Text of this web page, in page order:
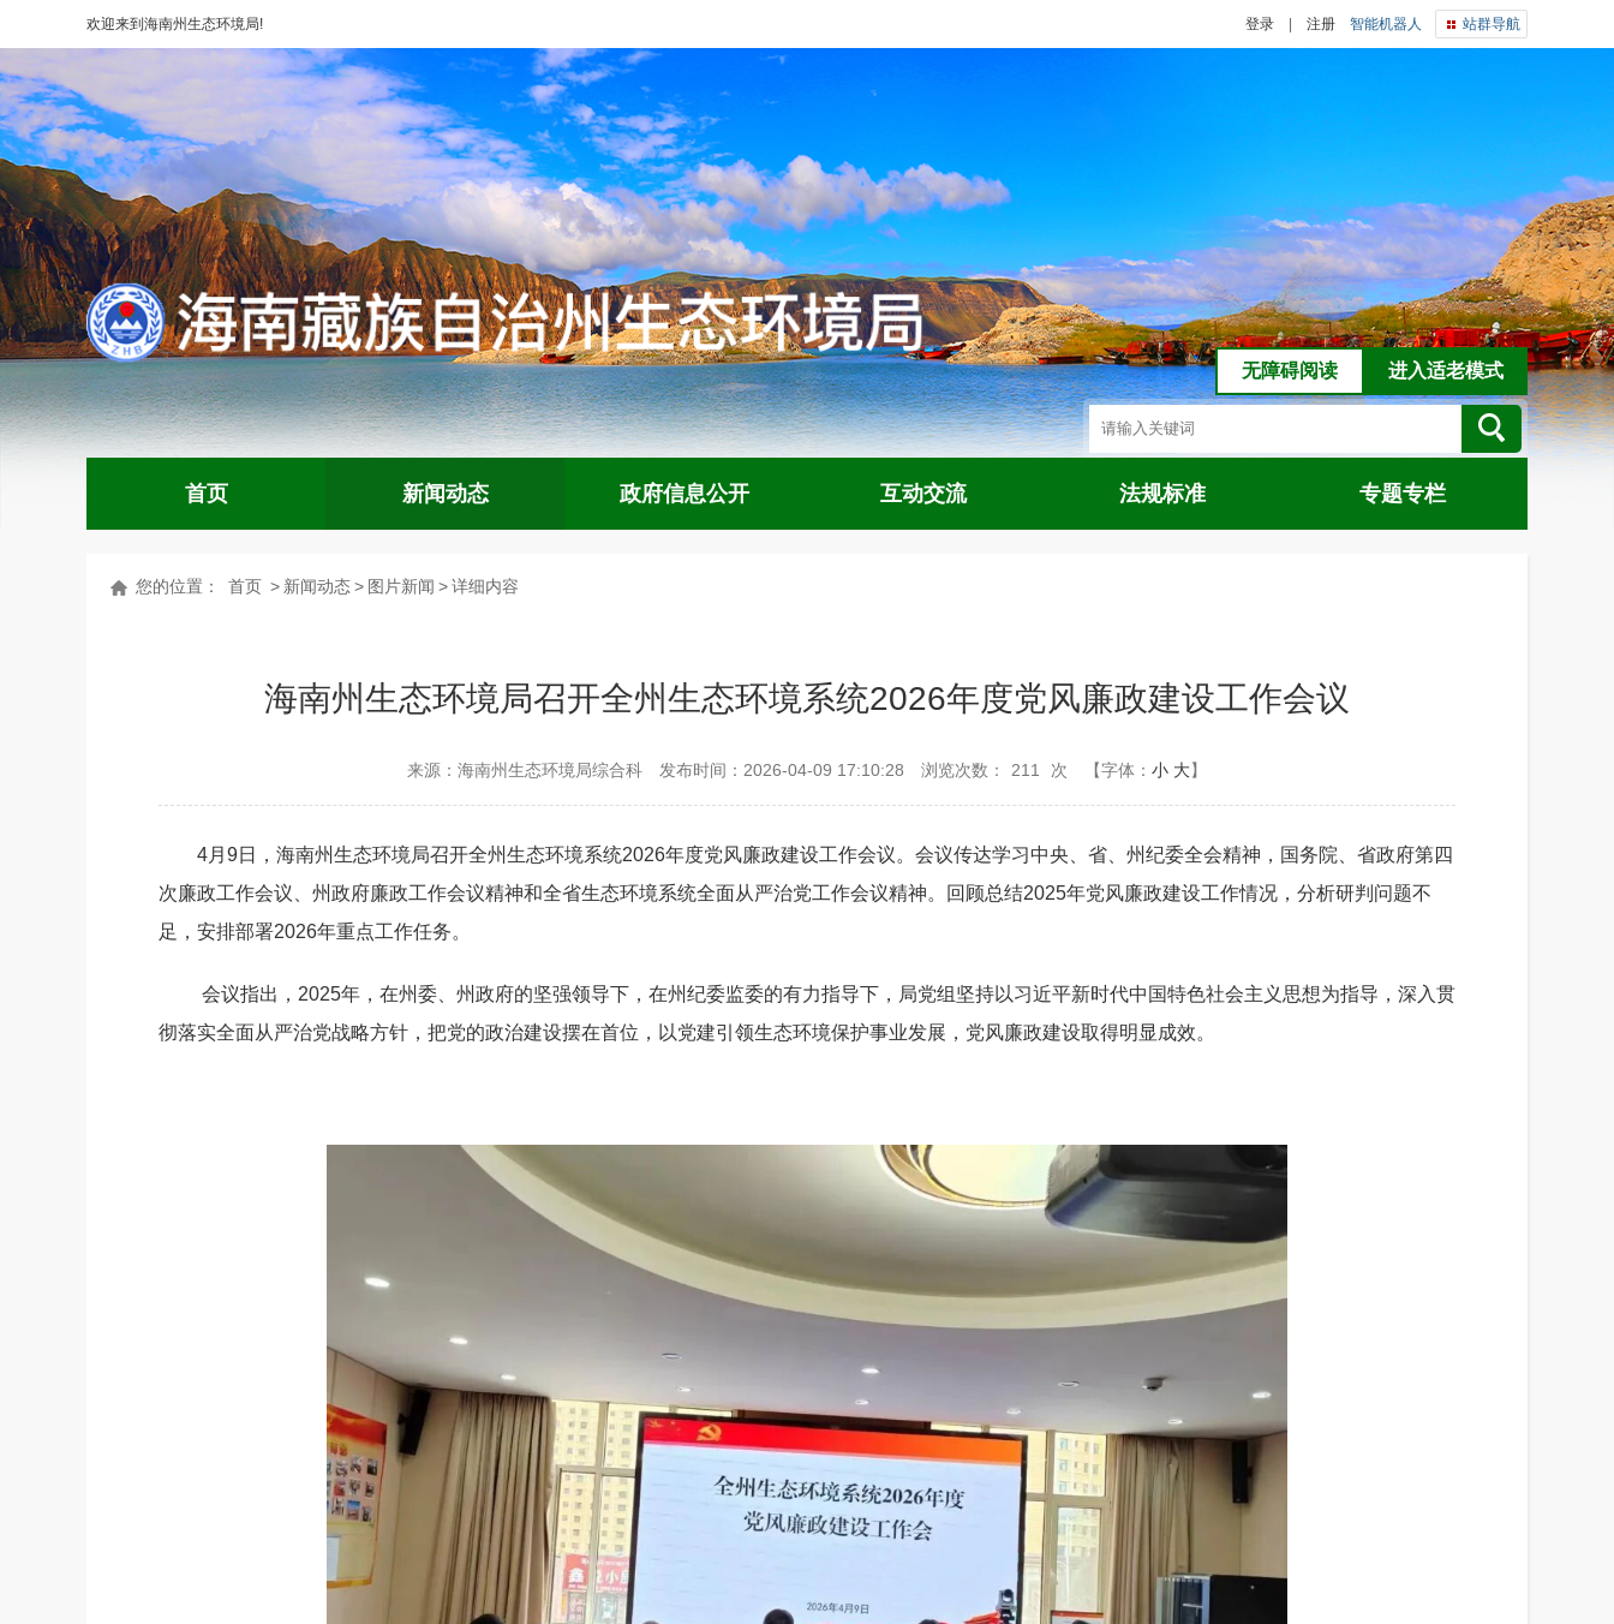
欢迎来到 海南州生态环境局! 站群导航
登录 注册 智能机器人
进入适老模式
无障碍阅读
首页 新闻动态 政府信息公开 互动交流 法规标准 专题专栏
您的位置： 首页 > 新闻动态> 图片新闻 >详细内容
海南州生态环境局召开全州生态环境系统2026年度党风廉政建设工作会议
来源：海南州生态环境局综合科 发布时间：2026-04-09 17:10:28 浏览次数： 211 次 【字体： 小 大】
4月 9日，海南州生态环境局召开全州生态环境系统2026年度党风廉政建设工作会议。 会议传达学习中央、省、州纪委全会精神，国务院、省政府第四
次廉政工作会议
州政府廉政工作会议精神和全省生态环境系统全面从严治党工作会议精神。 回顾总结2025年党风廉政建设工作情况 ， 分析研判问题不
足 ，安排部署2026年重点工作任务。
会议指出， 2025年， 在州委、州政府的坚强领导下，在州纪委监委的有力指导下，局党组坚持以习近平新时代中国特色社会主义思想为指导，深入贯
彻落实全面从严治党战略方针，把党的政治建设摆在首位，以党建引领生态环境保护事业发展，党风廉政建设取得明显成效。